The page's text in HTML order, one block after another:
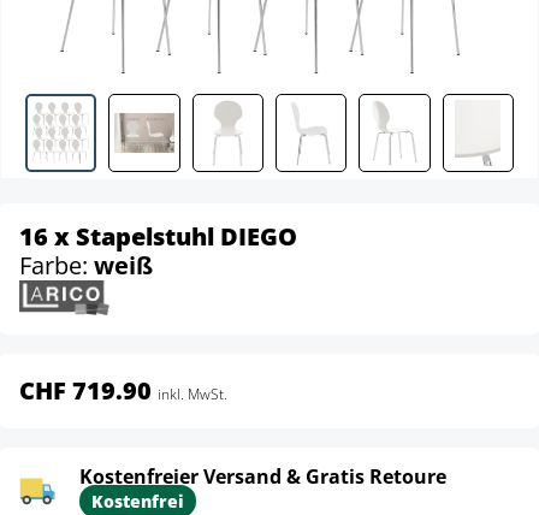
16 x Stapelstuhl DIEGO
Farbe: weiß
CHF 719.90 inkl. MwSt.
Kostenfreier Versand & Gratis Retoure
Kostenfrei